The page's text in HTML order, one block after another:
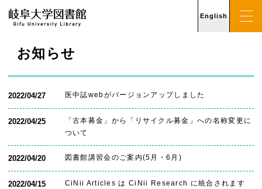
English
お知らせ
2022/04/27 医中誌webがバージョンアップしました
2022/04/25
「古本募金」から「リサイクル募金」への名称変更に
ついて
2022/04/20 図書館講習会のご案内(5月・6月)
2022/04/15
CiNii Articles は CiNii Research に統合されます